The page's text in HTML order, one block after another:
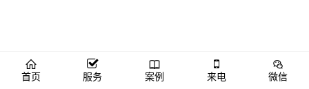
首页 服务 案例 来电 微信